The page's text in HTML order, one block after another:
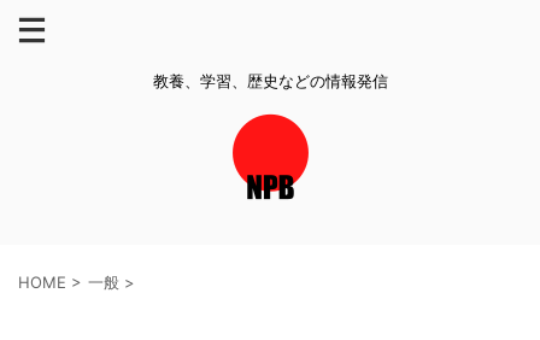
教養、学習、歴史などの情報発信
HOME > 一般 >